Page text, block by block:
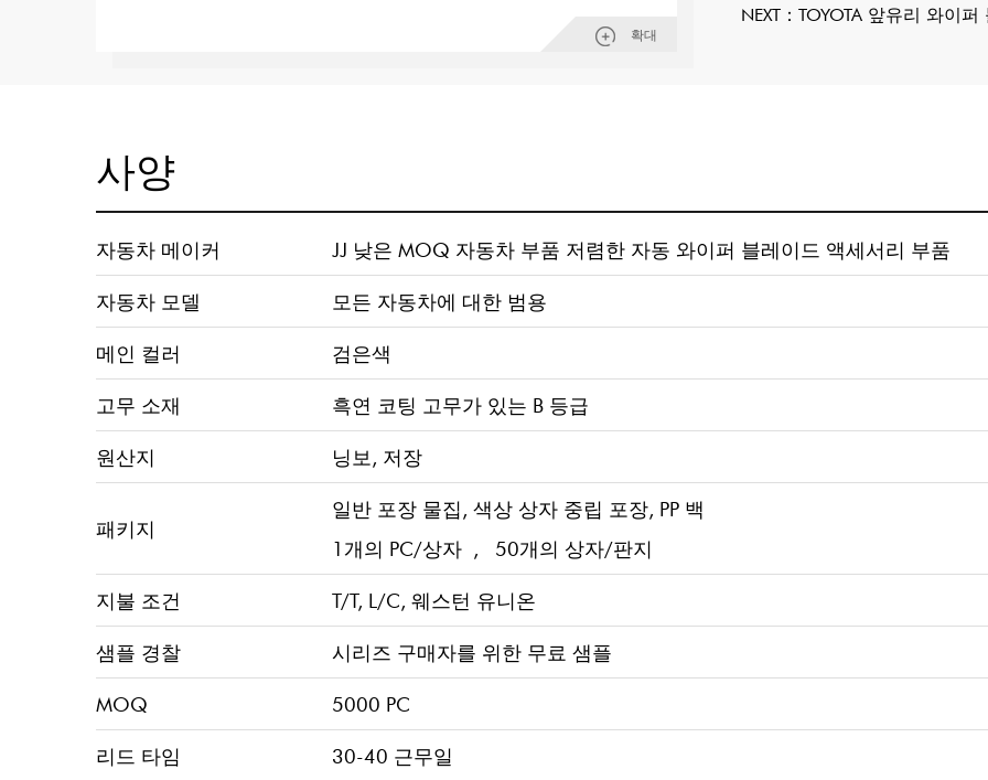
확대
NEXT： TOYOTA 앞유리 와이
사양
자동차 메이커
JJ 낮은 MOQ 자동차 부품 저렴한 자동 와이퍼 블레이드 액세서리 부품
자동차 모델
모든 자동차에 대한 범용
메인 컬러
검은색
고무 소재
흑연 코팅 고무가 있는 B 등급
원산지
닝보, 저장
패키지
일반 포장 물집, 색상 상자 중립 포장, PP 백
1개의 PC/상자 , 50개의 상자/판지
지불 조건
T/T, L/C, 웨스턴 유니온
샘플 경찰
시리즈 구매자를 위한 무료 샘플
MOQ
5000 PC
리드 타임
30-40 근무일